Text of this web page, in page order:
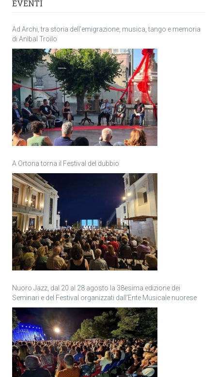
EVENTI
Ad Archi, tra storia dell’emigrazione, musica, tango e memoria
di Anìbal Troilo
A Ortona torna il Festival del dubbio
Nuoro Jazz, dal 20 al 28 agosto la 38esima edizione dei
Seminari e del Festival organizzati dall’Ente Musicale nuorese